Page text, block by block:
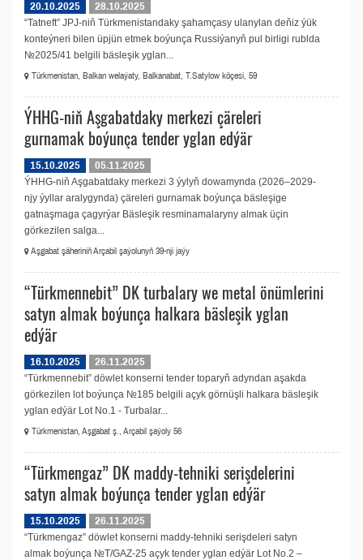
20.10.2025
28.10.2025
“Tatneft” JPJ-niň Türkmenistandaky şahamçasy ulanylan deňiz ýük
konteýneri bilen üpjün etmek boýunça Russiýanyň pul birligi rublda
№2025/41 belgili bäsleşik yglan...
Türkmenistan, Balkan welaýaty, Balkanabat, T.Satylow köçesi, 59
ÝHHG-niň Aşgabatdaky merkezi çäreleri
gurnamak boýunça tender yglan edýär
15.10.2025
05.11.2025
ÝHHG-niň Aşgabatdaky merkezi 3 ýylyň dowamynda (2026–2029-
njy ýyllar aralygynda) çäreleri gurnamak boýunça bäsleşige
gatnaşmaga çagyrýar Bäsleşik resminamalaryny almak üçin
görkezilen salga...
Aşgabat şäheriniň Arçabil şaýolunyň 39-nji jaýy
“Türkmennebit” DK turbalary we metal önümlerini
satyn almak boýunça halkara bäsleşik yglan
edýär
16.10.2025
26.11.2025
“Türkmennebit” döwlet konserni tender toparyň adyndan aşakda
görkezilen lot boýunça №185 belgili açyk görnüşli halkara bäsleşik
yglan edýär Lot No.1 - Turbalar...
Türkmenistan, Aşgabat ş., Arçabil şaýoly 56
“Türkmengaz” DK maddy-tehniki serişdelerini
satyn almak boýunça tender yglan edýär
15.10.2025
26.11.2025
“Türkmengaz” döwlet konserni maddy-tehniki serişdeleri satyn
almak boýunça №T/GAZ-25 açyk tender yglan edýär Lot No.2 –